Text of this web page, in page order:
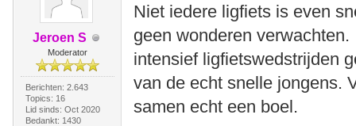
Jeroen S
Moderator
Berichten: 2.643
Topics: 16
Lid sinds: Oct 2020
Bedankt: 1430
Niet iedere ligfiets is even
geen wonderen
intensief ligfietswedstrijden
van de echt snelle jongens.
samen echt een boel.